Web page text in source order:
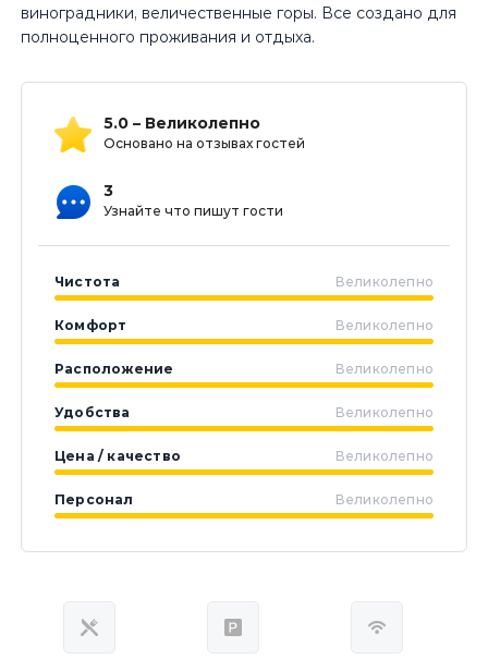
виноградники, величественные горы. Все создано для
полноценного проживания и отдыха.
5.0 – Великолепно
Основано на отзывах гостей
3
Узнайте что пишут гости
Чистота Великолепно
Комфорт Великолепно
Расположение Великолепно
Удобства Великолепно
Цена / качество Великолепно
Персонал Великолепно